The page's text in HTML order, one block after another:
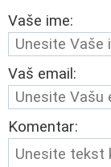
Vaše ime:
Vaš email:
Komentar: